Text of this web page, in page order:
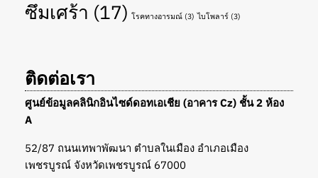
ซึมเศร้า (17) โรคทางอารมณ์ (3) ไบโพลาร์ (3)
ติดต่อเรา
ศูนย์ข้อมูลคลินิกอินไซด์ดอทเอเชีย (อาคาร Cz) ชั้น 2 ห้อง
A
52/87 ถนนเทพาพัฒนา ตำบลในเมือง อำเภอเมือง
เพชรบูรณ์ จังหวัดเพชรบูรณ์ 67000